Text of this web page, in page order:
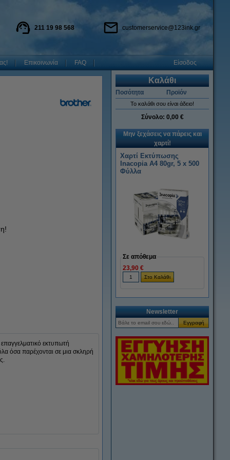
211 19 98 568 customerservice@123ink.gr
Επικοινωνία FAQ Είσοδος
εκτυπωτή
όλα όσα παρέχονται σε μια σκληρή
Καλάθι
Ποσότητα Προϊόν
Το καλάθι σου είναι άδειο!
Σύνολο: 0,00 €
Μην ξεχάσεις να πάρεις και
χαρτί!
Χαρτί Εκτύπωσης
Inacopia Α4 80gr, 5 x 500
Φύλλα
Σε απόθεμα
23,90 €
Newsletter